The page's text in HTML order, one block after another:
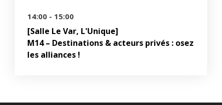
14:00 - 15:00
[Salle Le Var, L'Unique]
M14 – Destinations & acteurs privés : osez
les alliances !